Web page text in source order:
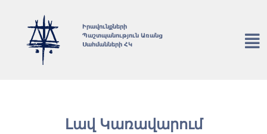
Իրավունքների
Պաշտպանություն Առանց
Սահմանների ՀԿ
Լավ Կառավարում